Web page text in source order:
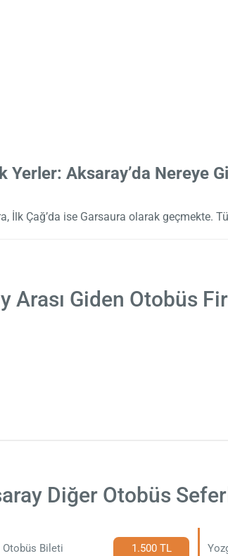
Yerler: Aksaray’da Nereye
İlk Çağ’da ise Garsaura olarak geçmekte.
Arası Giden Otobüs
Diğer Otobüs
Otobüs Bileti 1.500 TL